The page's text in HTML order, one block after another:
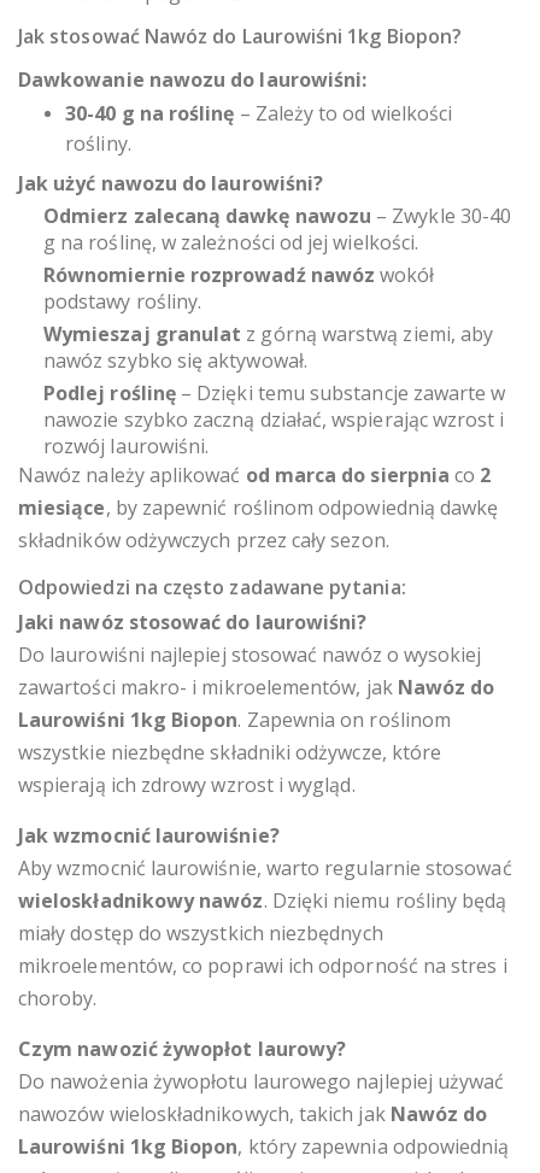
Jak stosować Nawóz do Laurowiśni 1kg Biopon?
Dawkowanie nawozu do laurowiśni:
30-40 g na roślinę – Zależy to od wielkości
rośliny.
Jak użyć nawozu do laurowiśni?
Odmierz zalecaną dawkę nawozu – Zwykle 30-40
g na roślinę, w zależności od jej wielkości.
Równomiernie rozprowadź nawóz wokół
podstawy rośliny.
Wymieszaj granulat z górną warstwą ziemi, aby
nawóz szybko się aktywował.
Podlej roślinę– Dzięki temu substancje zawarte w
nawozie szybko zaczną działać, wspierając wzrost i
rozwój laurowiśni.
Nawóz należy aplikować od marca do sierpnia co 2
miesiące, by zapewnić roślinom odpowiednią dawkę
składników odżywczych przez cały sezon.
Odpowiedzi na często zadawane pytania:
Jaki nawóz stosować do laurowiśni?
Do laurowiśni najlepiej stosować nawóz o wysokiej
zawartości makro- i mikroelementów, jak Nawóz do
Laurowiśni 1kg Biopon. Zapewnia on roślinom
wszystkie niezbędne składniki odżywcze, które
wspierają ich zdrowy wzrost i wygląd.
Jak wzmocnić laurowiśnie?
Aby wzmocnić laurowiśnie, warto regularnie stosować
wieloskładnikowy nawóz. Dzięki niemu rośliny będą
miały dostęp do wszystkich niezbędnych
mikroelementów, co poprawi ich odporność na stres i
choroby.
Czym nawozić żywopłot laurowy?
Do nawożenia żywopłotu laurowego najlepiej używać
nawozów wieloskładnikowych, takich jak Nawóz do
Laurowiśni 1kg Biopon, który zapewnia odpowiednią